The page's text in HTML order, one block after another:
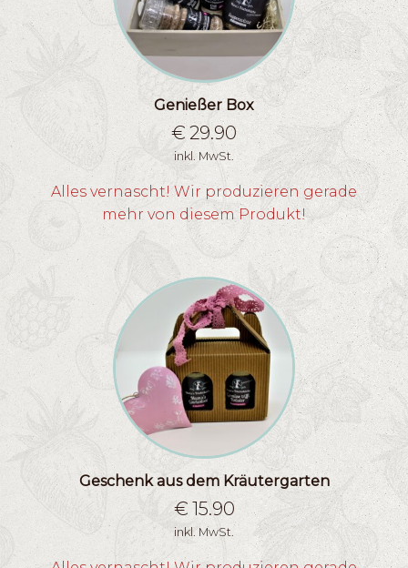
Genießer Box
€ 29.90
inkl. MwSt.
Alles vernascht! Wir produzieren gerade
mehr von diesem Produkt!
Geschenk aus dem Kräutergarten
€ 15.90
inkl. MwSt.